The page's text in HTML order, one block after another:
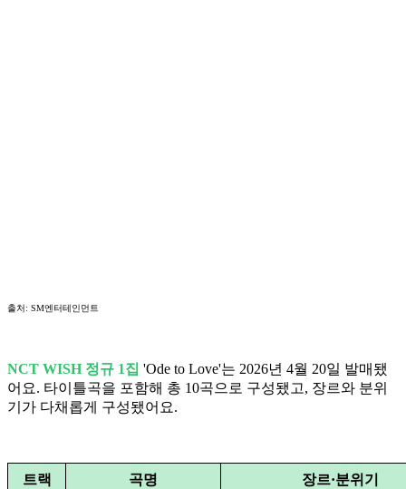
출처: SM엔터테인먼트
NCT WISH 정규 1집 'Ode to Love'는 2026년 4월 20일 발매됐
어요. 타이틀곡을 포함해 총 10곡으로 구성됐고, 장르와 분위
기가 다채롭게 구성됐어요.
트랙 곡명 장르·분위기